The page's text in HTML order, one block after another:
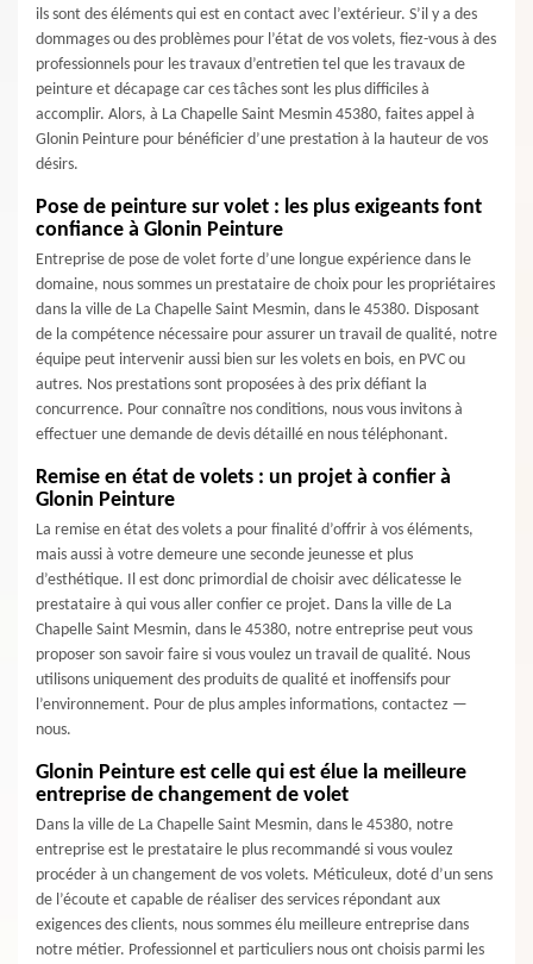
ils sont des éléments qui est en contact avec l’extérieur. S’il y a des
dommages ou des problèmes pour l’état de vos volets, fiez-vous à des
professionnels pour les travaux d’entretien tel que les travaux de
peinture et décapage car ces tâches sont les plus difficiles à
accomplir. Alors, à La Chapelle Saint Mesmin 45380, faites appel à
Glonin Peinture pour bénéficier d’une prestation à la hauteur de vos
désirs.
Pose de peinture sur volet : les plus exigeants font
confiance à Glonin Peinture
Entreprise de pose de volet forte d’une longue expérience dans le
domaine, nous sommes un prestataire de choix pour les propriétaires
dans la ville de La Chapelle Saint Mesmin, dans le 45380. Disposant
de la compétence nécessaire pour assurer un travail de qualité, notre
équipe peut intervenir aussi bien sur les volets en bois, en PVC ou
autres. Nos prestations sont proposées à des prix défiant la
concurrence. Pour connaître nos conditions, nous vous invitons à
effectuer une demande de devis détaillé en nous téléphonant.
Remise en état de volets : un projet à confier à
Glonin Peinture
La remise en état des volets a pour finalité d’offrir à vos éléments,
mais aussi à votre demeure une seconde jeunesse et plus
d’esthétique. Il est donc primordial de choisir avec délicatesse le
prestataire à qui vous aller confier ce projet. Dans la ville de La
Chapelle Saint Mesmin, dans le 45380, notre entreprise peut vous
proposer son savoir faire si vous voulez un travail de qualité. Nous
utilisons uniquement des produits de qualité et inoffensifs pour
l’environnement. Pour de plus amples informations, contactez —
nous.
Glonin Peinture est celle qui est élue la meilleure
entreprise de changement de volet
Dans la ville de La Chapelle Saint Mesmin, dans le 45380, notre
entreprise est le prestataire le plus recommandé si vous voulez
procéder à un changement de vos volets. Méticuleux, doté d’un sens
de l’écoute et capable de réaliser des services répondant aux
exigences des clients, nous sommes élu meilleure entreprise dans
notre métier. Professionnel et particuliers nous ont choisis parmi les